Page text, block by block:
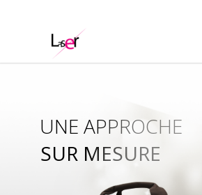
SUR MESURE
UNE APPROCHE